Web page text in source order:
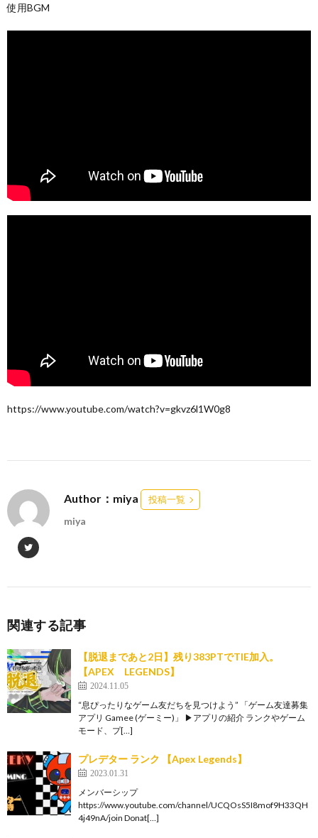
使用BGM
https://www.youtube.com/watch?v=gkvz6l1W0g8
Author：miya 投稿一覧
miya
関連する記事
【脱退まであと2日】残り383PTでTIE加入。
【APEX LEGENDS】
2024.11.05
“息ぴったりなゲーム友だちを見つけよう” 「ゲーム友達募集
アプリ Gamee (ゲーミー)」 ▶︎アプリの紹介 ランクやゲーム
モード、プ[…]
プレデター ランク 【Apex Legends】
2023.01.31
メンバーシップ
https://www.youtube.com/channel/UCQOsS5I8mof9H33QH
4j49nA/join Donat[…]